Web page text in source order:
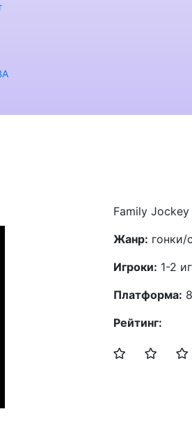
Family Jockey
Жанр: гонки/
Игроки: 1-2
Платформа:
Рейтинг: